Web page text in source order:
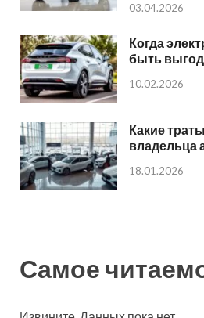
03.04.2026
Когда
быть
10.02.2026
Какие
владельца
18.01.2026
Самое